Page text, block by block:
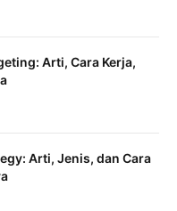
Arti, Cara Kerja,
Arti, Jenis, dan Cara